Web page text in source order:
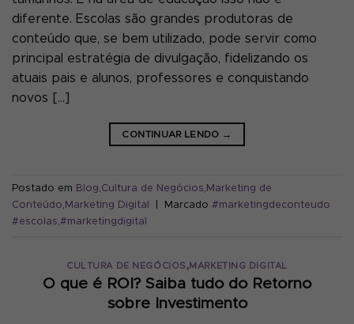
diferente. Escolas são grandes produtoras de
conteúdo que, se bem utilizado, pode servir como
principal estratégia de divulgação, fidelizando os
atuais pais e alunos, professores e conquistando
novos […]
CONTINUAR LENDO →
Postado em Blog,Cultura de Negócios, Marketing de
Conteúdo, Marketing Digital Marcado #marketingdeconteudo
#escolas,#marketingdigital
CULTURA DE NEGÓCIOS ,MARKETING DIGITAL
O que é ROI? Saiba tudo do Retorno
sobre Investimento